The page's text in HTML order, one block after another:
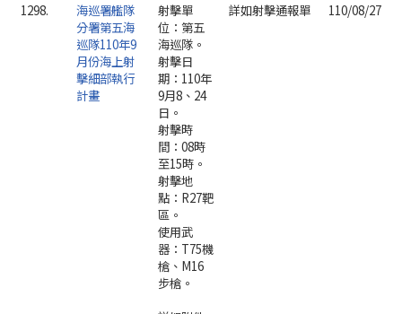
1298.
海巡署艦隊
分署第五海
巡隊110年9
月份海上射
擊細部執行
計畫
射擊單
位：第五
海巡隊。
射擊日
期：110年
9月8、24
日。
射擊時
間：08時
至15時。
射擊地
點：R27靶
區。
使用武
器：T75機
槍、M16
步槍。
詳如射擊通報單 110/08/27